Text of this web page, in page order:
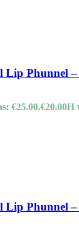
Phunnel –
€25.00.€20.00Η
Phunnel –